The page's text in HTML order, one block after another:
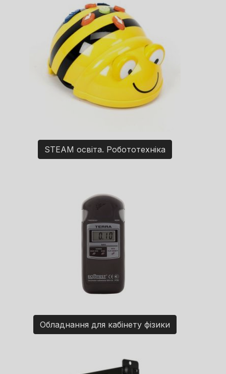
STEAM освіта. Робототехніка
Обладнання для кабінету фізики